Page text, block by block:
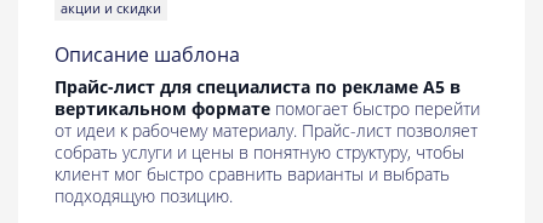
акции и скидки
Описание шаблона
Прайс-лист для специалиста по рекламе A5 в
вертикальном формате помогает быстро перейти
от идеи к рабочему материалу. Прайс-лист позволяет
собрать услуги и цены в понятную структуру, чтобы
клиент мог быстро сравнить варианты и выбрать
подходящую позицию.